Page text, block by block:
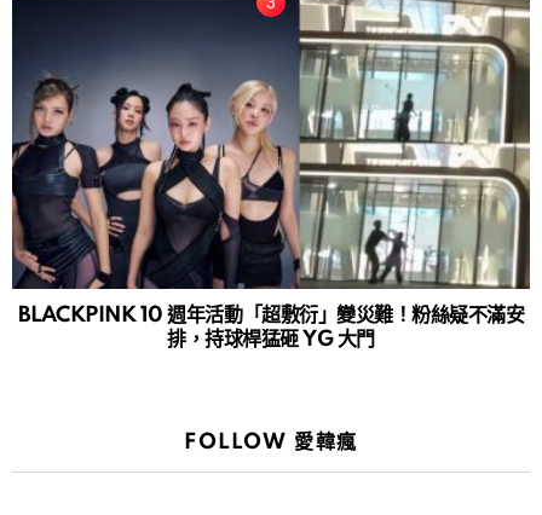
BLACKPINK 10 週年活動「超敷衍」變災難！粉絲疑不滿安
排，持球桿猛砸 YG 大門
FOLLOW 愛韓瘋